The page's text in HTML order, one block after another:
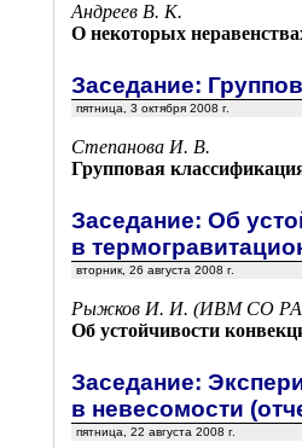
Андреев В. К.
О некоторых
Заседание:
пятница, 3 октября 2008 г.
Степанова И. В.
Групповая
Заседание: Об
в
вторник, 26 августа 2008 г.
Рыжков И. И. (ИВМ СО
Об устойчивости
Заседание:
в невесомости
пятница, 22 августа 2008 г.